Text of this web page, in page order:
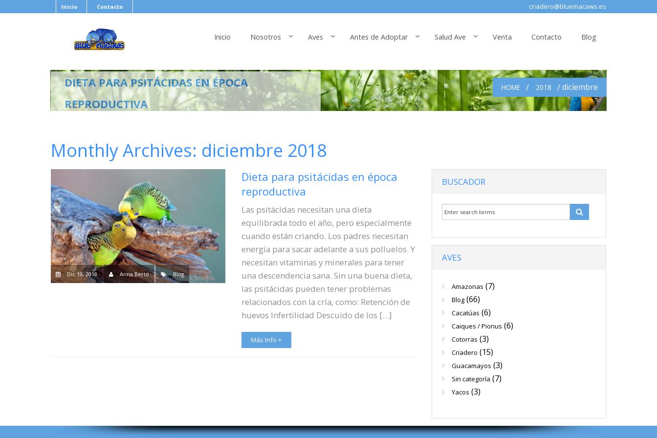
Inicio Contacto criadero@bluemacaws.es
Inicio Nosotros Aves Antes de Adoptar Salud Ave Venta Contacto Blog
DIETA PARA PSITÁCIDAS EN ÉPOCA
REPRODUCTIVA
HOME 2018 diciembre
Monthly Archives: diciembre 2018
Dic 19, 2018 Anna Berto Blog
Dieta para psitácidas en época
reproductiva
Las psitácidas necesitan una dieta
equilibrada todo el año, pero especialmente
cuando están criando. Los padres necesitan
energía para sacar adelante a sus polluelos. Y
necesitan vitaminas y minerales para tener
una descendencia sana. Sin una buena dieta,
las psitácidas pueden tener problemas
relacionados con la cría, como: Retención de
huevos Infertilidad Descuido de los […]
Más Info +
BUSCADOR
AVES
Amazonas (7)
Blog(66)
Cacatúas (6)
Caiques / Pionus (6)
Cotorras (3)
Criadero (15)
Guacamayos (3)
Sin categoría (7)
Yacos (3)